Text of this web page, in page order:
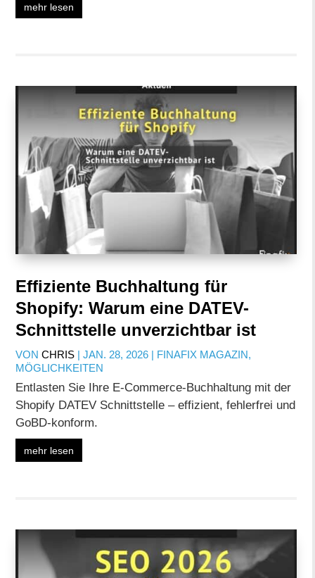
mehr lesen
Effiziente Buchhaltung für
Shopify: Warum eine DATEV-
Schnittstelle unverzichtbar ist
VONCHRIS |JAN. 28, 2026 | FINAFIX MAGAZIN,
MÖGLICHKEITEN
Entlasten Sie Ihre E-Commerce-Buchhaltung mit der
Shopify DATEV Schnittstelle – effizient, fehlerfrei und
GoBD-konform.
mehr lesen